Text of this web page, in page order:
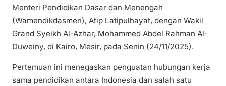
Menteri Pendidikan Dasar dan Menengah
(Wamendikdasmen), Atip Latipulhayat, dengan Wakil
Grand Syeikh Al-Azhar, Mohammed Abdel Rahman Al-
Duweiny, di Kairo, Mesir, pada Senin (24/11/2025).
Pertemuan ini menegaskan penguatan hubungan kerja
sama pendidikan antara Indonesia dan salah satu